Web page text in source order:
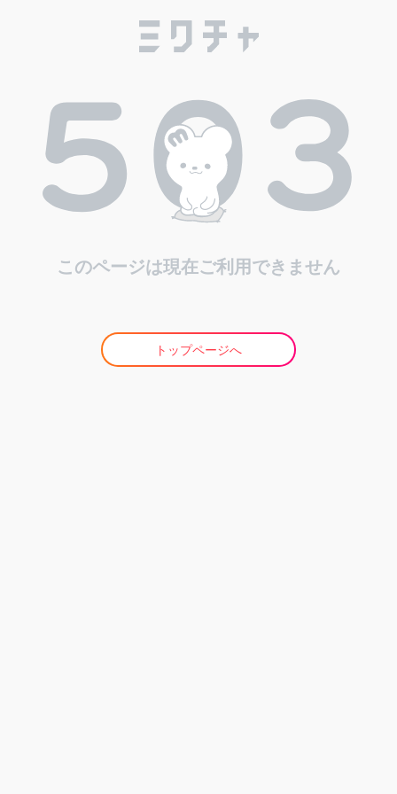
このページは現在ご利用できません